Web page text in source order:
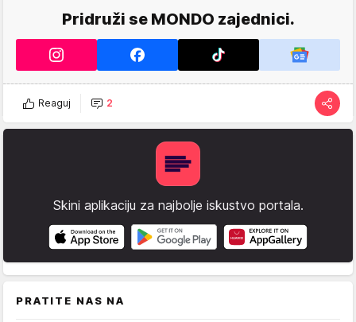
Pridruži se MONDO zajednici.
Reaguj 2
Skini aplikaciju za najbolje iskustvo portala.
PRATITE NAS NA